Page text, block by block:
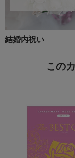
結婚内祝い
この